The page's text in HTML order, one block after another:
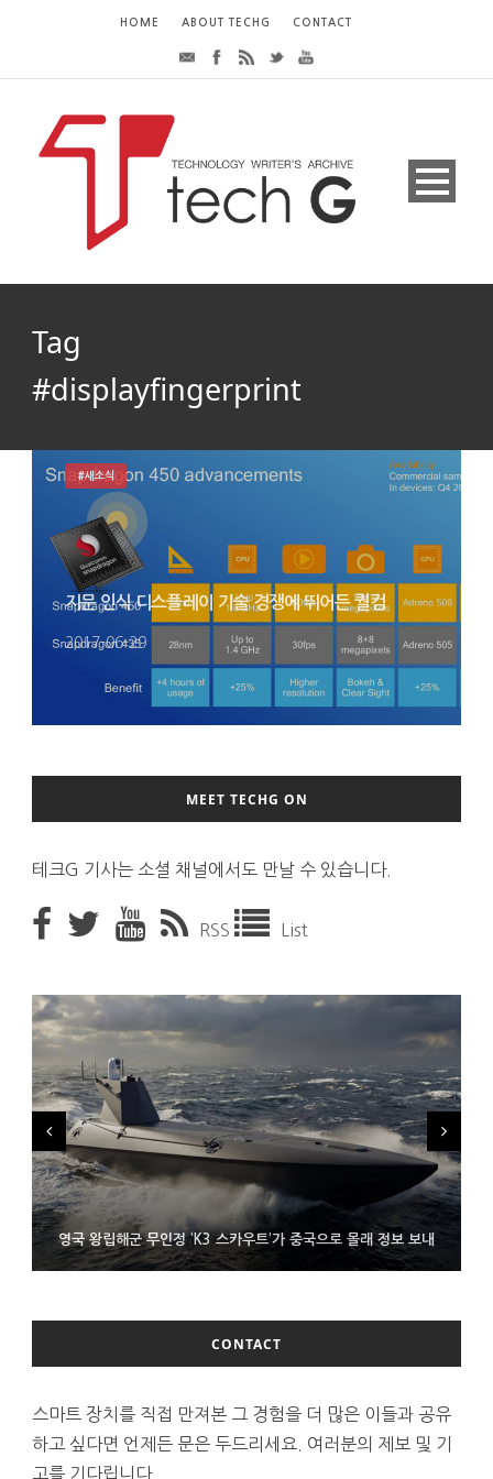
HOME ABOUT TECHG CONTACT
Tag
#displayfingerprint
지문 인식 디스플레이 기술 경쟁에 뛰어든 퀄컴
2017-06-29
#새소식
MEET TECHG ON
테크G 기사는 소셜 채널에서도 만날 수 있습니다.
RSS List
영국 왕립해군 무인정 ‘K3 스카우트’가 중국으로 몰래 정보 보내
코레일 ‘종이 없는 승차권’ 서비스 담은 삼성 월렛
시력 조정 기능 얹고 가격 낮춘 공간 디스플레이 안경 ‘비추어 프로
2’ 공개
CONTACT
스마트 장치를 직접 만져본 그 경험을 더 많은 이들과 공유
하고 싶다면 언제든 문은 두드리세요. 여러분의 제보 및 기
고를 기다립니다.